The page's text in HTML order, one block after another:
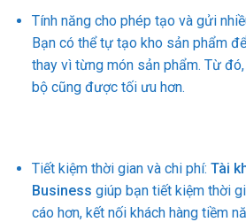
Tính năng cho phép tạo và gửi
Bạn có thể tự tạo kho sản phẩm
thay vì từng món sản phẩm. Từ
bộ cũng được tối ưu hơn.
Tiết kiệm thời gian và chi phí: Tài
Business giúp bạn tiết kiệm thời
cáo hơn, kết nối khách hàng tiềm